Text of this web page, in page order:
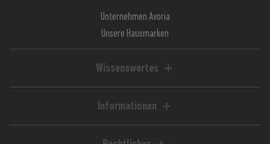
Unternehmen Avoria
Unsere Hausmarken
Wissenswertes
Magazin / Blog
Informationen
Kundenkonto